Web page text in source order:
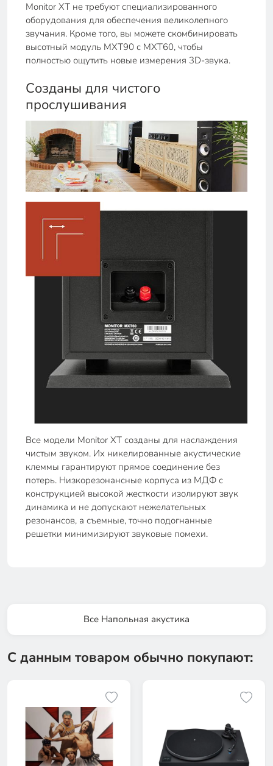
Monitor XT не требуют специализированного
оборудования для обеспечения великолепного
звучания. Кроме того, вы можете скомбинировать
высотный модуль MXT90 с MXT60, чтобы
полностью ощутить новые измерения 3D-звука.
Созданы для чистого
прослушивания
Все модели Monitor XT созданы для наслаждения
чистым звуком. Их никелированные акустические
клеммы гарантируют прямое соединение без
потерь. Низкорезонансные корпуса из МДФ с
конструкцией высокой жесткости изолируют звук
динамика и не допускают нежелательных
резонансов, а съемные, точно подогнанные
решетки минимизируют звуковые помехи.
Все Напольная акустика
С данным товаром обычно покупают: